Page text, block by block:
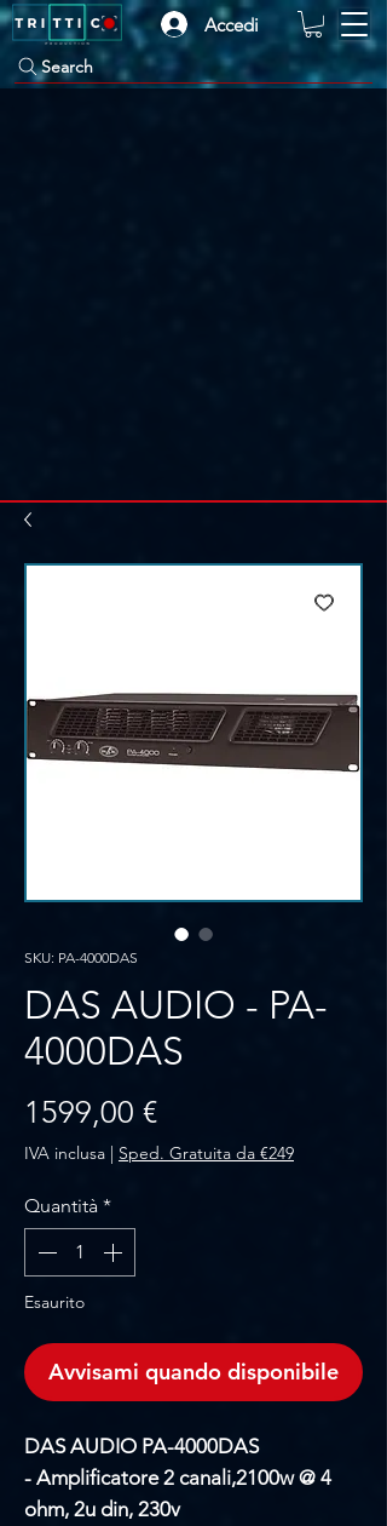
Accedi
Search
SKU: PA-4000DAS
DAS AUDIO - PA-
4000DAS
1599,00 €Prezzo
IVA inclusa | Sped. Gratuita da €249
Quantità *
Esaurito
Avvisami quando disponibile
DAS AUDIO PA-4000DAS
- Amplificatore 2 canali,2100w @ 4
ohm, 2u din, 230v